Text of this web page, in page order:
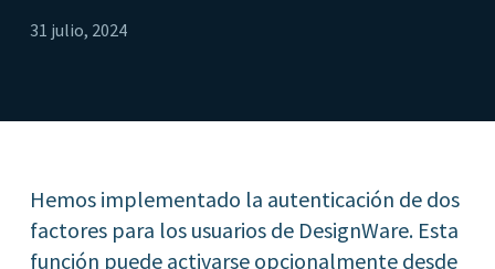
31 julio, 2024
Hemos implementado la autenticación de dos
factores para los usuarios de DesignWare. Esta
función puede activarse opcionalmente desde